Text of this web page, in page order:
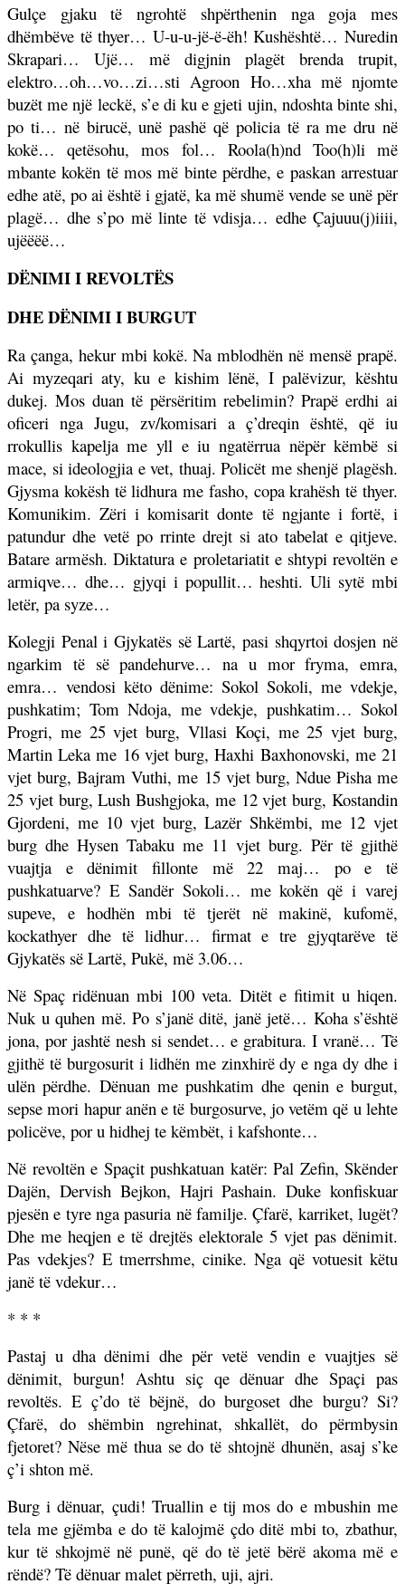
Gulçe gjaku të ngrohtë shpërthenin nga goja mes
dhëmbëve të thyer… U-u-u-jë-ë-ëh! Kushështë… Nuredin
Skrapari… Ujë… më digjnin plagët brenda trupit,
elektro…oh…vo…zi…sti Agroon Ho…xha më njomte
buzët me një leckë, s’e di ku e gjeti ujin, ndoshta binte shi,
po ti… në birucë, unë pashë që policia të ra me dru në
kokë… qetësohu, mos fol… Roola(h)nd Too(h)li më
mbante kokën të mos më binte përdhe, e paskan arrestuar
edhe atë, po ai është i gjatë, ka më shumë vende se unë për
plagë… dhe s’po më linte të vdisja… edhe Çajuuu(j)iiii,
ujëëëë…
DËNIMI I REVOLTËS
DHE DËNIMI I BURGUT
Ra çanga, hekur mbi kokë. Na mblodhën në mensë prapë.
Ai myzeqari aty, ku e kishim lënë, I palëvizur, kështu
dukej. Mos duan të përsëritim rebelimin? Prapë erdhi ai
oficeri nga Jugu, zv/komisari a ç’dreqin është, që iu
rrokullis kapelja me yll e iu ngatërrua nëpër këmbë si
mace, si ideologjia e vet, thuaj. Policët me shenjë plagësh.
Gjysma kokësh të lidhura me fasho, copa krahësh të thyer.
Komunikim. Zëri i komisarit donte të ngjante i fortë, i
patundur dhe vetë po rrinte drejt si ato tabelat e qitjeve.
Batare armësh. Diktatura e proletariatit e shtypi revoltën e
armiqve… dhe… gjyqi i popullit… heshti. Uli sytë mbi
letër, pa syze…
Kolegji Penal i Gjykatës së Lartë, pasi shqyrtoi dosjen në
ngarkim të së pandehurve… na u mor fryma, emra,
emra… vendosi këto dënime: Sokol Sokoli, me vdekje,
pushkatim; Tom Ndoja, me vdekje, pushkatim… Sokol
Progri, me 25 vjet burg, Vllasi Koçi, me 25 vjet burg,
Martin Leka me 16 vjet burg, Haxhi Baxhonovski, me 21
vjet burg, Bajram Vuthi, me 15 vjet burg, Ndue Pisha me
25 vjet burg, Lush Bushgjoka, me 12 vjet burg, Kostandin
Gjordeni, me 10 vjet burg, Lazër Shkëmbi, me 12 vjet
burg dhe Hysen Tabaku me 11 vjet burg. Për të gjithë
vuajtja e dënimit fillonte më 22 maj… po e të
pushkatuarve? E Sandër Sokoli… me kokën që i varej
supeve, e hodhën mbi të tjerët në makinë, kufomë,
kockathyer dhe të lidhur… firmat e tre gjyqtarëve të
Gjykatës së Lartë, Pukë, më 3.06…
Në Spaç ridënuan mbi 100 veta. Ditët e fitimit u hiqen.
Nuk u quhen më. Po s’janë ditë, janë jetë… Koha s’është
jona, por jashtë nesh si sendet… e grabitura. I vranë… Të
gjithë të burgosurit i lidhën me zinxhirë dy e nga dy dhe i
ulën përdhe. Dënuan me pushkatim dhe qenin e burgut,
sepse mori hapur anën e të burgosurve, jo vetëm që u lehte
policëve, por u hidhej te këmbët, i kafshonte…
Në revoltën e Spaçit pushkatuan katër: Pal Zefin, Skënder
Dajën, Dervish Bejkon, Hajri Pashain. Duke konfiskuar
pjesën e tyre nga pasuria në familje. Çfarë, karriket, lugët?
Dhe me heqjen e të drejtës elektorale 5 vjet pas dënimit.
Pas vdekjes? E tmerrshme, cinike. Nga që votuesit këtu
janë të vdekur…
* * *
Pastaj u dha dënimi dhe për vetë vendin e vuajtjes së
dënimit, burgun! Ashtu siç qe dënuar dhe Spaçi pas
revoltës. E ç’do të bëjnë, do burgoset dhe burgu? Si?
Çfarë, do shëmbin ngrehinat, shkallët, do përmbysin
fjetoret? Nëse më thua se do të shtojnë dhunën, asaj s’ke
ç’i shton më.
Burg i dënuar, çudi! Truallin e tij mos do e mbushin me
tela me gjëmba e do të kalojmë çdo ditë mbi to, zbathur,
kur të shkojmë në punë, që do të jetë bërë akoma më e
rëndë? Të dënuar malet përreth, uji, ajri.